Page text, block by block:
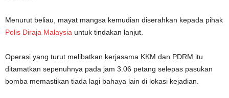
Menurut beliau, mayat mangsa kemudian diserahkan kepada pihak
Polis Diraja Malaysia untuk tindakan lanjut.
Operasi yang turut melibatkan kerjasama KKM dan PDRM itu
ditamatkan sepenuhnya pada jam 3.06 petang selepas pasukan
bomba memastikan tiada lagi bahaya lain di lokasi kejadian.